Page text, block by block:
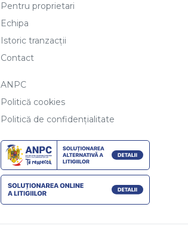
Pentru proprietari
Echipa
Istoric tranzacții
Contact
ANPC
Politică cookies
Politică de confidențialitate